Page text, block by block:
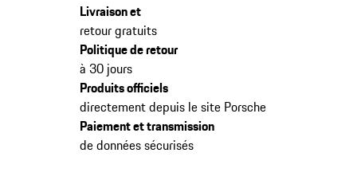
Livraison et
retour gratuits
Politique de retour
à 30 jours
Produits officiels
directement depuis le site Porsche
Paiement et transmission
de données sécurisés